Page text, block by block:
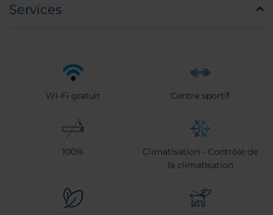
Services
Wi-Fi gratuit Centre sportif
100%
Climatisation - Contrôle de
la climatisation